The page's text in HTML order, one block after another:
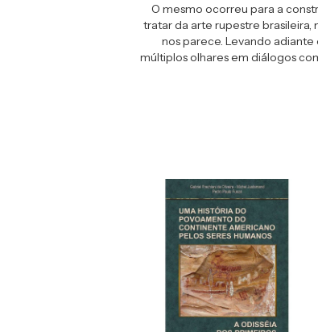
O mesmo ocorreu para a
tratar da arte rupestre brasileira,
nos parece. Levando
múltiplos olhares em diálogos